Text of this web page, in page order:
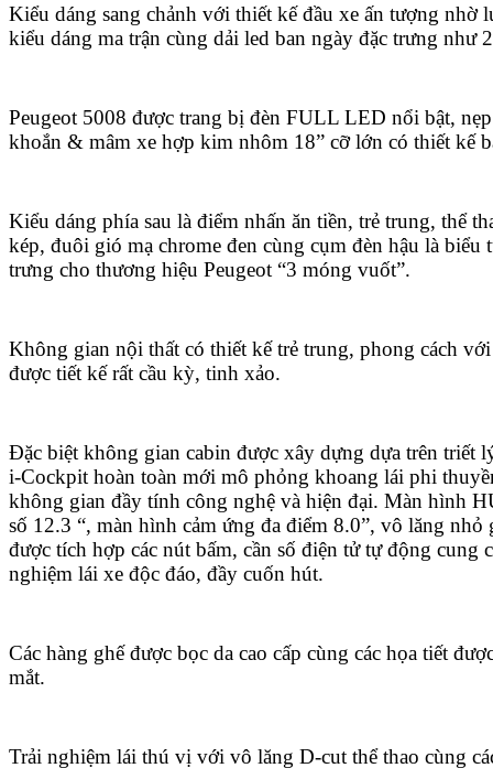
Kiểu dáng sang chảnh với thiết kế đầu xe ấn tượng nhờ
kiểu dáng ma trận cùng dải led ban ngày đặc trưng như
Peugeot 5008 được trang bị đèn FULL LED nổi bật,
khoắn & mâm xe hợp kim nhôm 18” cỡ lớn có thiết kế
Kiểu dáng phía sau là điểm nhấn ăn tiền, trẻ trung, thể
kép, đuôi gió mạ chrome đen cùng cụm đèn hậu là biểu
trưng cho thương hiệu Peugeot “3 móng vuốt”.
Không gian nội thất có thiết kế trẻ trung, phong cách
được tiết kế rất cầu kỳ, tinh xảo.
Đặc biệt không gian cabin được xây dựng dựa trên triết
i-Cockpit hoàn toàn mới mô phỏng khoang lái phi
không gian đầy tính công nghệ và hiện đại. Màn hình
số 12.3 “, màn hình cảm ứng đa điểm 8.0”, vô lăng nhỏ
được tích hợp các nút bấm, cần số điện tử tự động cung
nghiệm lái xe độc đáo, đầy cuốn hút.
Các hàng ghế được bọc da cao cấp cùng các họa tiết
mắt.
Trải nghiệm lái thú vị với vô lăng D-cut thể thao cùng